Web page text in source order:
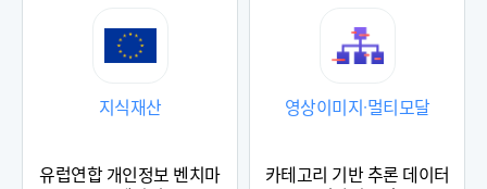
지식재산
유럽연합 개인정보 벤치마
영상이미지·멀티모달
카테고리 기반 추론 데이터